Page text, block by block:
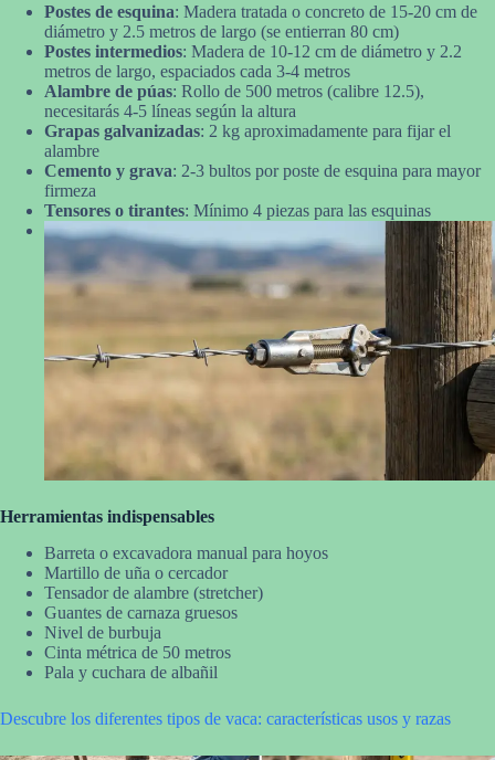
Postes de esquina: Madera tratada o concreto de 15-20 cm de
diámetro y 2.5 metros de largo (se entierran 80 cm)
Postes intermedios: Madera de 10-12 cm de diámetro y 2.2
metros de largo, espaciados cada 3-4 metros
Alambre de púas: Rollo de 500 metros (calibre 12.5),
necesitarás 4-5 líneas según la altura
Grapas galvanizadas: 2 kg aproximadamente para fijar el
alambre
Cemento y grava: 2-3 bultos por poste de esquina para mayor
firmeza
Tensores o tirantes: Mínimo 4 piezas para las esquinas
Herramientas indispensables
Barreta o excavadora manual para hoyos
Martillo de uña o cercador
Tensador de alambre (stretcher)
Guantes de carnaza gruesos
Nivel de burbuja
Cinta métrica de 50 metros
Pala y cuchara de albañil
Descubre los diferentes tipos de vaca: características usos y razas